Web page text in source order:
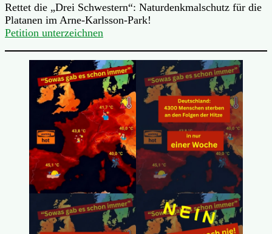
Rettet die „Drei Schwestern“: Naturdenkmalschutz für die
Platanen im Arne-Karlsson-Park!
Petition unterzeichnen